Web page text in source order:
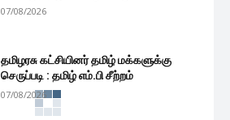
07/08/2026
தமிழரசு கட்சியினர் தமிழ் மக்களுக்கு
செருப்படி : தமிழ் எம்.பி சீற்றம்
07/08/2026